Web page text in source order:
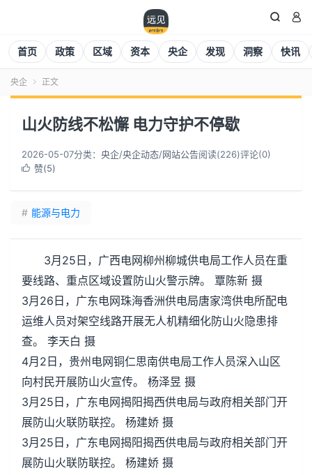
 
首页 政策 区域 资本 央企 发现 洞察 快讯
央企  正文
山火防线不松懈 电力守护不停歇
2026-05-07分类： 央企/央企动态/网站公告阅读(226)评论(0)
 赞(5)
# 能源与电力
3月25日，广西电网柳州柳城供电局工作人员在重
要线路、重点区域设置防山火警示牌。 覃陈新 摄
3月26日，广东电网珠海香洲供电局唐家湾供电所配电
运维人员对架空线路开展无人机精细化防山火隐患排
查。 李天白 摄
4月2日，贵州电网铜仁思南供电局工作人员深入山区
向村民开展防山火宣传。 杨泽昱 摄
3月25日，广东电网揭阳揭西供电局与政府相关部门开
展防山火联防联控。 杨建娇 摄
3月25日，广东电网揭阳揭西供电局与政府相关部门开
展防山火联防联控。 杨建娇 摄